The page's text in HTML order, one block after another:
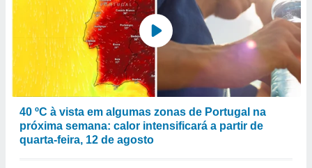
40 ºC à vista em algumas zonas de Portugal na
próxima semana: calor intensificará a partir de
quarta-feira, 12 de agosto